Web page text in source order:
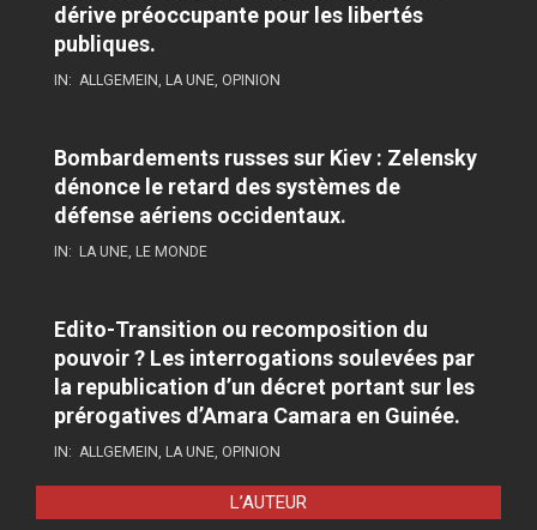
dérive préoccupante pour les libertés
publiques.
IN: ALLGEMEIN, LA UNE, OPINION
Bombardements russes sur Kiev : Zelensky
dénonce le retard des systèmes de
défense aériens occidentaux.
IN: LA UNE, LE MONDE
Edito-Transition ou recomposition du
pouvoir ? Les interrogations soulevées par
la republication d’un décret portant sur les
prérogatives d’Amara Camara en Guinée.
IN: ALLGEMEIN, LA UNE, OPINION
L’AUTEUR